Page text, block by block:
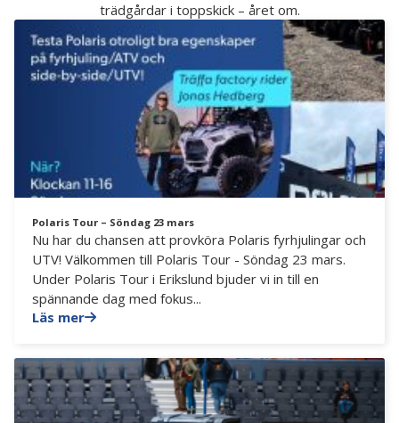
trädgårdar i toppskick – året om.
Polaris Tour – Söndag 23 mars
Nu har du chansen att provköra Polaris fyrhjulingar och
UTV! Välkommen till Polaris Tour - Söndag 23 mars.
Under Polaris Tour i Erikslund bjuder vi in till en
spännande dag med fokus...
Läs mer